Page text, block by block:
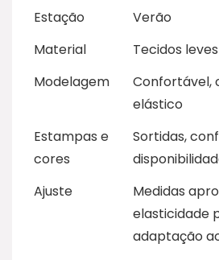
Estação
Verão
Material
Tecidos
Modelagem
Confortável,
elástico
Estampas e
cores
Sortidas,
Ajuste
Medidas
elasticidade
adaptação